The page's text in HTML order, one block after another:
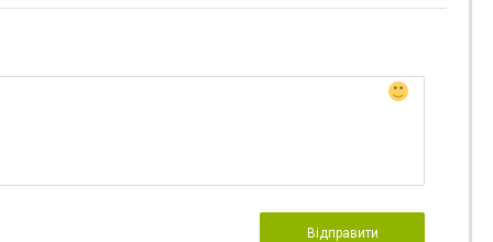
Відправити